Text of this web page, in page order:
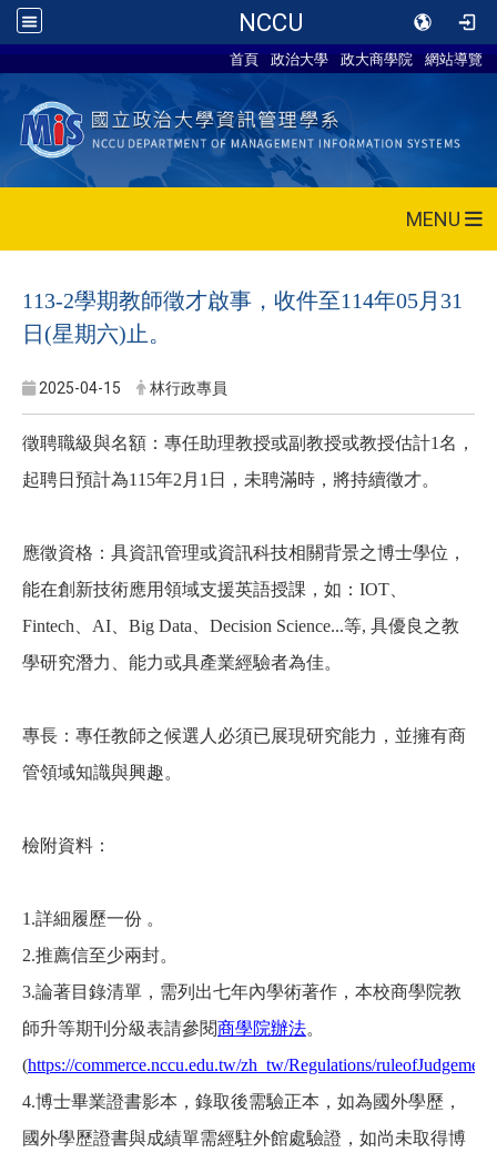
NCCU
首頁 政治大學 政大商學院 網站導覽
MENU
113-2學期教師徵才啟事，收件至114年05月31
日(星期六)止。
2025-04-15 林行政專員
徵聘職級與名額：專任助理教授或副教授或教授估計1名，
起聘日預計為115年2月1日，未聘滿時，將持續徵才。
應徵資格：具資訊管理或資訊科技相關背景之博士學位，
能在創新技術應用領域支援英語授課，如：IOT、
Fintech、AI、Big Data、Decision Science...等, 具優良之教
學研究潛力、能力或具產業經驗者為佳。
專長：專任教師之候選人必須已展現研究能力，並擁有商
管領域知識與興趣。
檢附資料：
1.詳細履歷一份 。
2.推薦信至少兩封。
3.論著目錄清單，需列出七年內學術著作，本校商學院教
師升等期刊分級表請參閱商學院辦法。
(https://commerce.nccu.edu.tw/zh_tw/Regulations/ruleofJudgement
4.博士畢業證書影本，錄取後需驗正本，如為國外學歷，
國外學歷證書與成績單需經駐外館處驗證，如尚未取得博